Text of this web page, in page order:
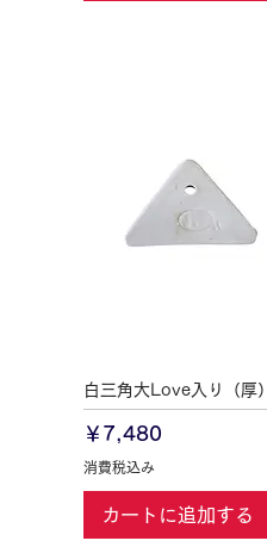
白三角大Love入り（厚）
価格
￥7,480
消費税込み
カートに追加する